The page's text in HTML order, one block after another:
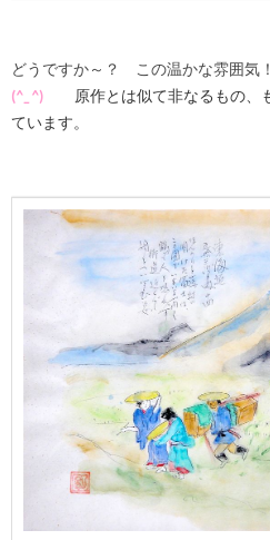
どうですか～？ この温かな雰囲気
(^_^) 原作とは似て非なるもの、
ています。